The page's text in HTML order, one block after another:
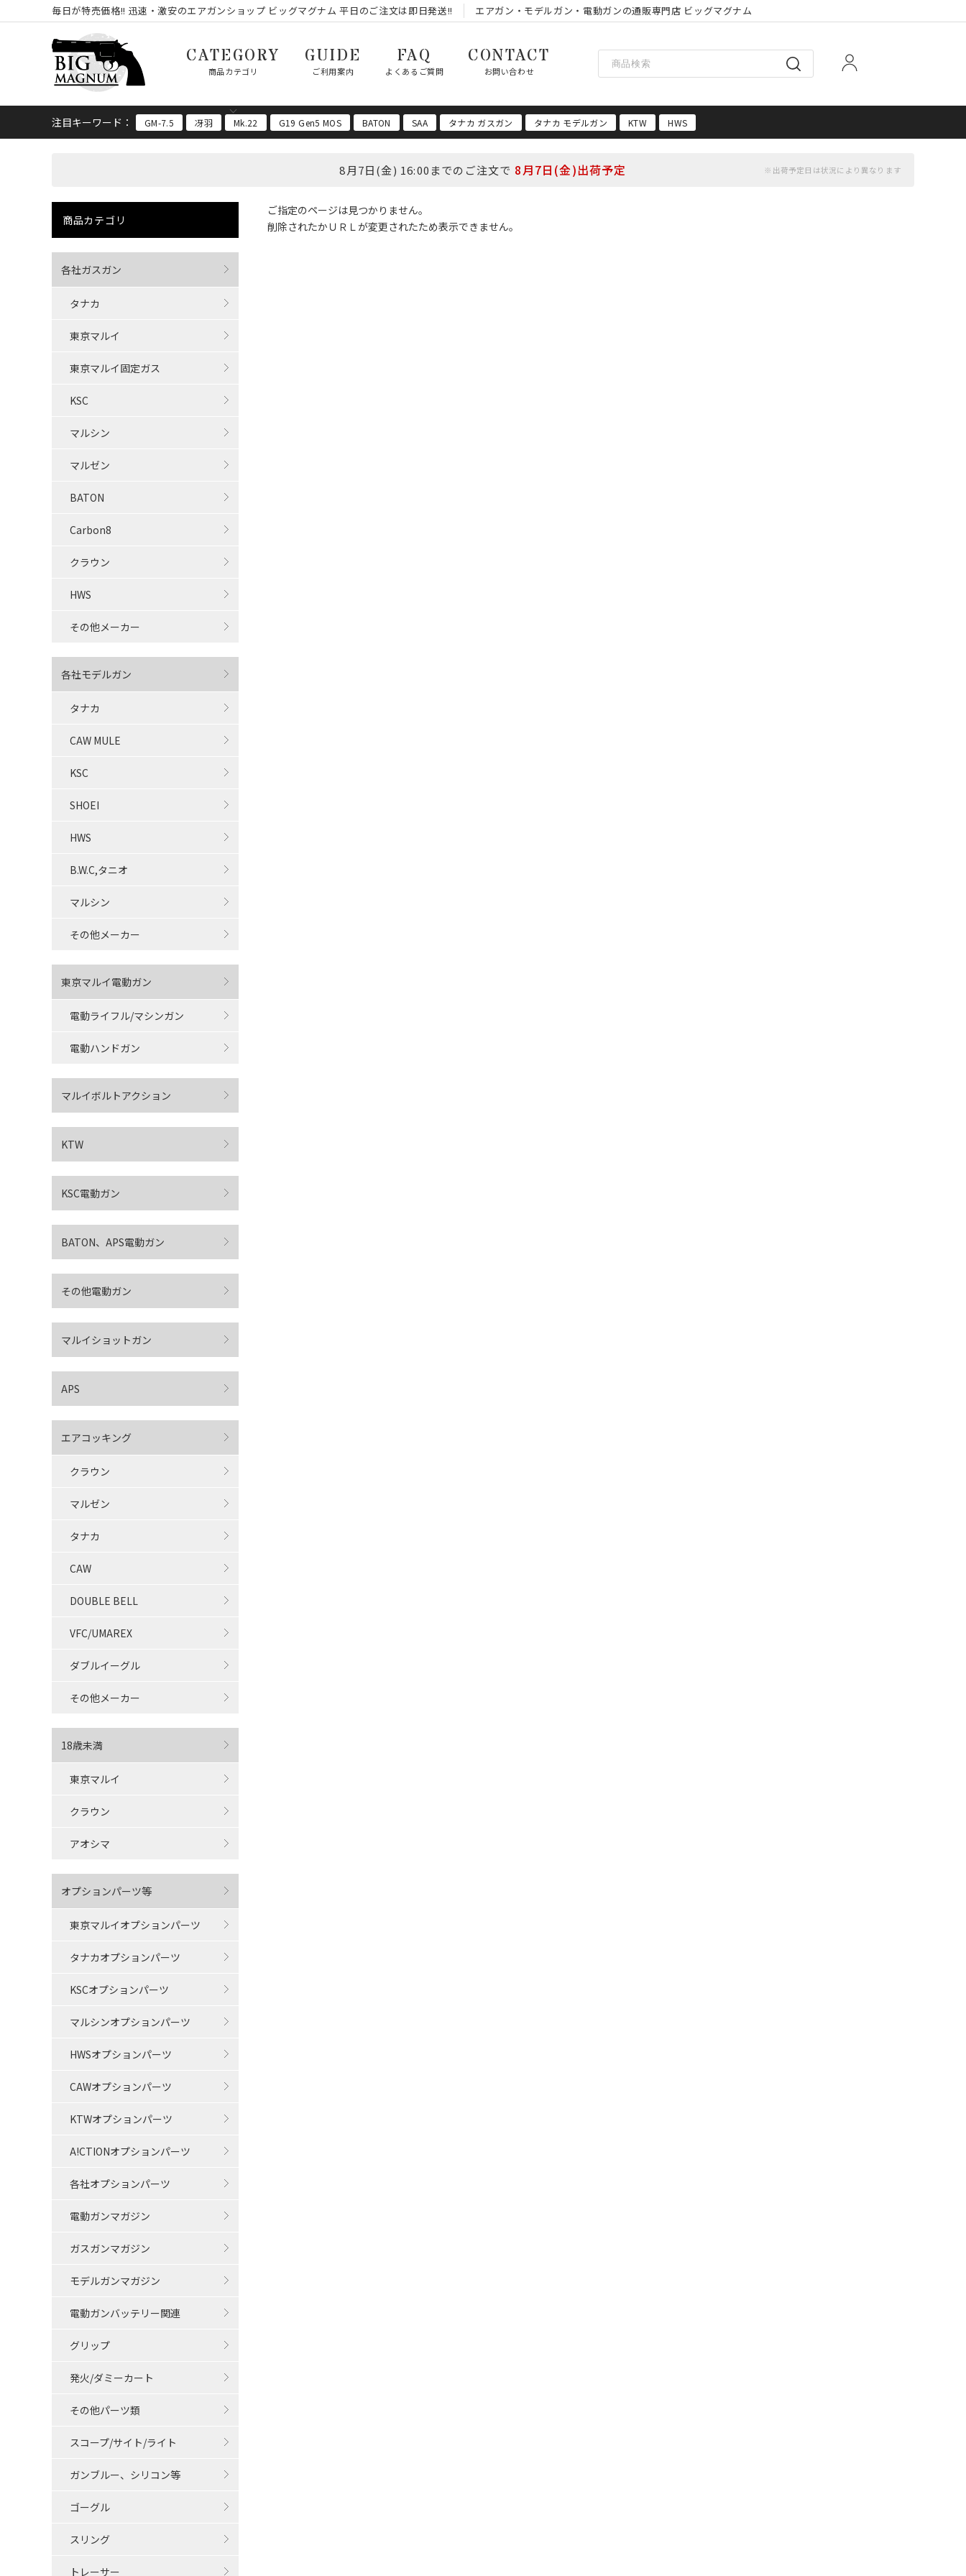
毎日が特売価格!! 迅速・激安のエアガンショップ ビッグマグナム 平日のご注文は即日発送!! エアガン・モデルガン・電動ガンの通販専門店 ビッグマグナム
CATEGORY
商品カテゴリ
GUIDE
ご利用案内
FAQ
よくあるご質問
CONTACT
お問い合わせ
注目キーワード： GM-7.5 冴羽 Mk.22 G19 Gen5 MOS BATON SAA タナカ ガスガン タナカ モデルガン KTW HWS
8月7日(金) 16:00までのご注文で 8月7日(金)出荷予定
ご指定のページは見つかりません。
削除されたかＵＲＬが変更されたため表示できません。
商品カテゴリ
各社ガスガン
タナカ
東京マルイ
東京マルイ固定ガス
KSC
マルシン
マルゼン
BATON
Carbon8
クラウン
HWS
その他メーカー
各社モデルガン
タナカ
CAW MULE
KSC
SHOEI
HWS
B.W.C,タニオ
マルシン
その他メーカー
東京マルイ電動ガン
電動ライフル/マシンガン
電動ハンドガン
マルイボルトアクション
KTW
KSC電動ガン
BATON、APS電動ガン
その他電動ガン
マルイショットガン
APS
エアコッキング
クラウン
マルゼン
タナカ
CAW
DOUBLE BELL
VFC/UMAREX
ダブルイーグル
その他メーカー
18歳未満
東京マルイ
クラウン
アオシマ
オプションパーツ等
東京マルイオプションパーツ
タナカオプションパーツ
KSCオプションパーツ
マルシンオプションパーツ
HWSオプションパーツ
CAWオプションパーツ
KTWオプションパーツ
A!CTIONオプションパーツ
各社オプションパーツ
電動ガンマガジン
ガスガンマガジン
モデルガンマガジン
電動ガンバッテリー関連
グリップ
発火/ダミーカート
その他パーツ類
スコープ/サイト/ライト
ガンブルー、シリコン等
ゴーグル
スリング
トレーサー